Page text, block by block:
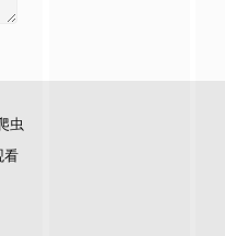
虫
看